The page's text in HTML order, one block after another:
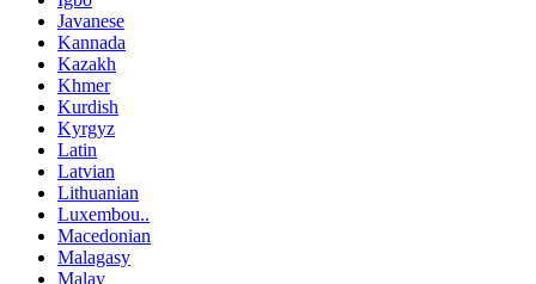
Javanese
Kannada
Kazakh
Khmer
Kurdish
Kyrgyz
Latin
Latvian
Lithuanian
Luxembou..
Macedonian
Malagasy
Malay